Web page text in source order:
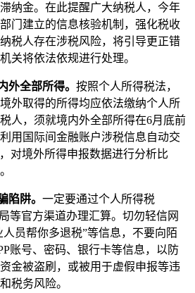
纳金。在此提醒广大纳税人，今年
门建立的信息核验机制，强化税收
税人存在涉税风险，将引导更正错
关将依法依规进行处理。
外全部所得。按照个人所得税法，
外取得的所得均应依法缴纳个人所
人，须就境内外全部所得在6月底前
用国际间金融账户涉税信息自动交
对境外所得申报数据进行分析比
陷阱。一定要通过个人所得税
等官方渠道办理汇算。切勿轻信网
人员帮你多退税”等信息，不要向陌
账号、密码、银行卡等信息，以防
金被盗刷，或被用于虚假申报等违
税务风险。